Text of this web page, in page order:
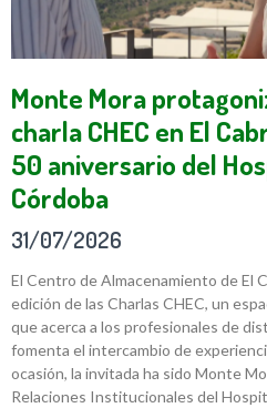
Monte Mora
charla CHEC en El
50 aniversario del
Córdoba
31/07/2026
El Centro de Almacenamiento de El
edición de las Charlas CHEC, un
que acerca a los profesionales de
fomenta el intercambio de
ocasión, la invitada ha sido Monte
Relaciones Institucionales del